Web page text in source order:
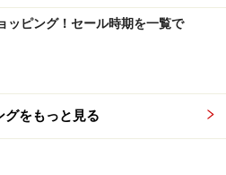
ッピング！セール時期を一覧で
グをもっと見る